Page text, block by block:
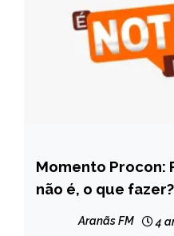
CAPELINHA
NOTÍCIAS
Momento Procon:
não é, o que
Aranãs FM 4